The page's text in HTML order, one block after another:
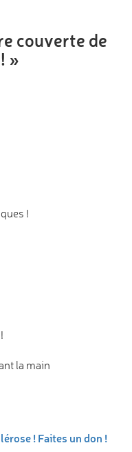
couverte de
»
!
la main
! Faites un don !